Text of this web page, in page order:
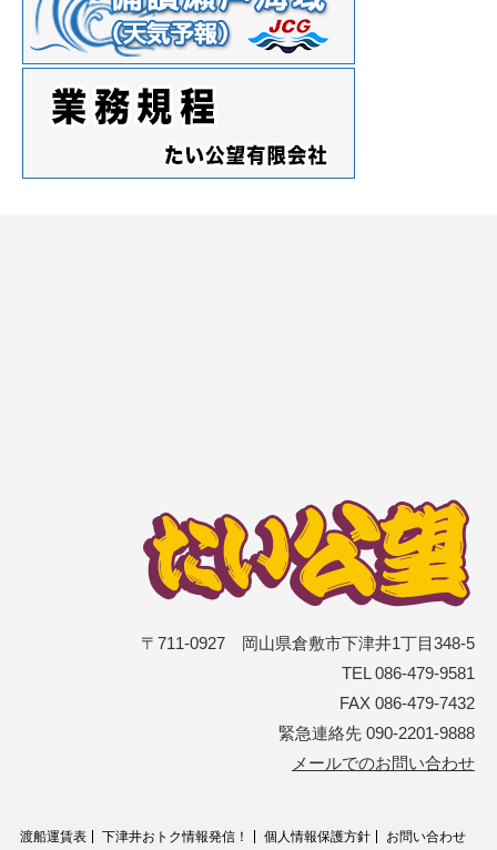
〒711-0927 岡山県倉敷市下津井1丁目348-5
TEL 086-479-9581
FAX 086-479-7432
緊急連絡先 090-2201-9888
メールでのお問い合わせ
渡船運賃表 下津井おトク情報発信！ 個人情報保護方針 お問い合わせ